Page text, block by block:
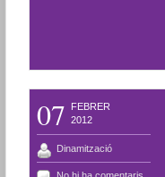
07
FEBRER
2012
Dinamització